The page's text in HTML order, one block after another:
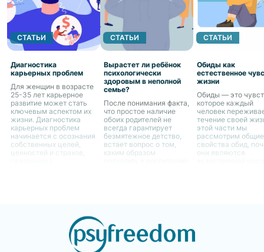
СТАТЬИ
Диагностика
карьерных проблем
Для женщин в возрасте
25-35 лет карьерное
развитие может стать
ключевым аспектом их
жизни. Диагностика
карьерных проблем
начинается с осознания
собственных целей,
ценностей и страхов,
СТАТЬИ
Вырастет ли ребёнок
психологически
здоровым в неполной
семье?
После понимания факта,
что простое наличие
обоих родителей не
всегда гарантирует
безмятежное детство,
встает вопрос о том,
каким образом
СТАТЬИ
Обиды как
естественное
жизни
Обиды — это
которое каждый
человек
течение своей
этой части мы
рассмотрим общие
свойства обид,
они являются